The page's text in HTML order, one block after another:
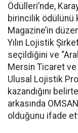
Ödülleri’nde,
birincilik ödülünü
Magazine’in
Yılın Lojistik
seçildiğini ve
Mersin Ticaret ve
Ulusal Lojistik
kazandığını
arkasında
olduğunu ifade